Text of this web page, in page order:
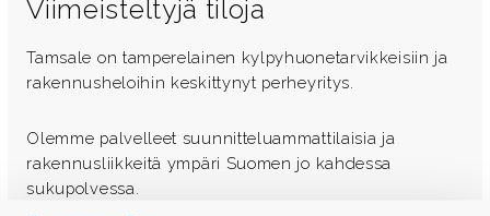
Viimeisteltyjä tiloja
Tamsale on tamperelainen kylpyhuonetarvikkeisiin ja
rakennusheloihin keskittynyt perheyritys.
Olemme palvelleet suunnitteluammattilaisia ja
rakennusliikkeitä ympäri Suomen jo kahdessa
sukupolvessa.